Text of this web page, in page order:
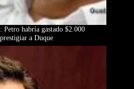
Petro habría gastado $2.000
a Duque